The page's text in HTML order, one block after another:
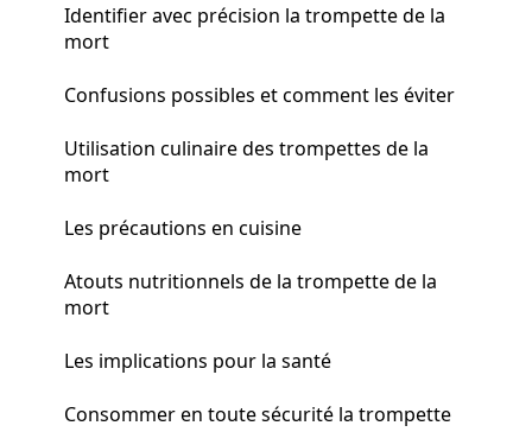
Identifier avec précision la trompette de la
mort
Confusions possibles et comment les éviter
Utilisation culinaire des trompettes de la
mort
Les précautions en cuisine
Atouts nutritionnels de la trompette de la
mort
Les implications pour la santé
Consommer en toute sécurité la trompette